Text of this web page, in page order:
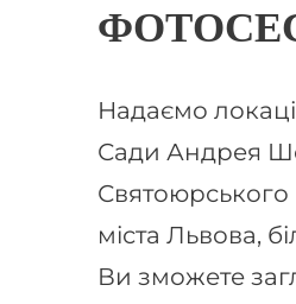
Надаємо
Сади Андрея
міста Львова,
Ви зможете